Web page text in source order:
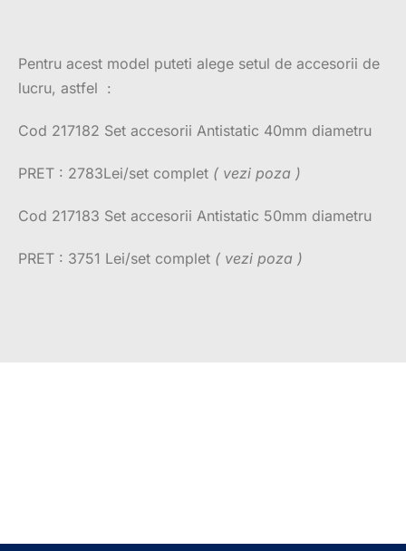
Pentru acest model puteti alege setul de accesorii de
lucru, astfel :
Cod 217182 Set accesorii Antistatic 40mm diametru
PRET : 2783Lei/set complet ( vezi poza )
Cod 217183 Set accesorii Antistatic 50mm diametru
PRET : 3751 Lei/set complet ( vezi poza )